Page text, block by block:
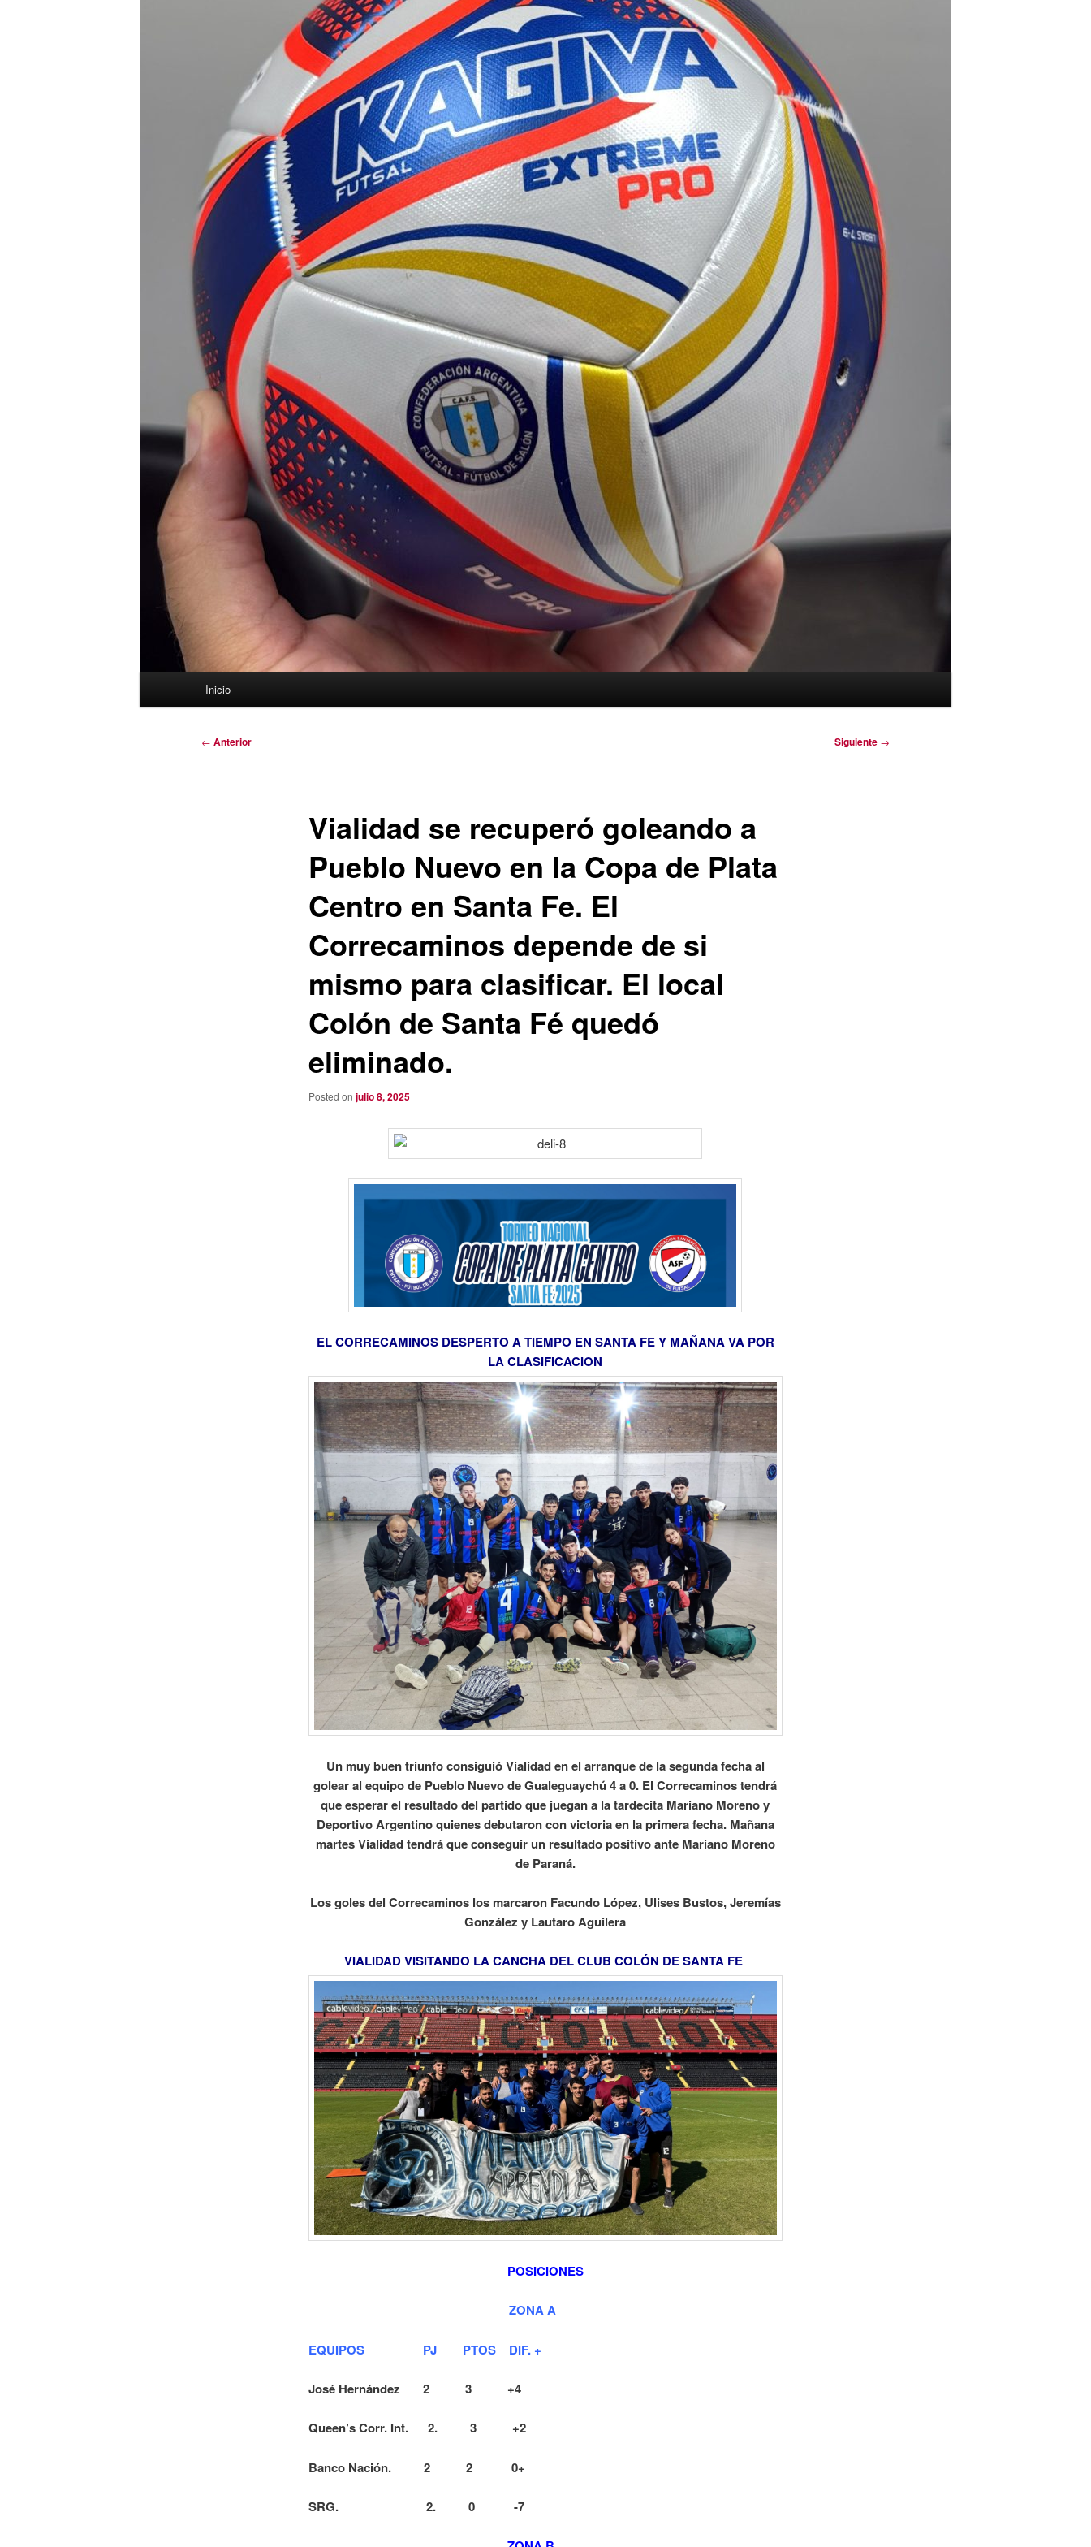
Inicio
Navegación
← Anterior Siguiente →
Vialidad se recuperó goleando a
Pueblo Nuevo en la Copa de Plata
Centro en Santa Fe. El
Correcaminos depende de si
mismo para clasificar. El local
Colón de Santa Fé quedó
eliminado.
Posted on julio 8, 2025
EL CORRECAMINOS DESPERTO A TIEMPO EN SANTA FE Y MAÑANA VA POR
LA CLASIFICACION
Un muy buen triunfo consiguió Vialidad en el arranque de la segunda fecha al
golear al equipo de Pueblo Nuevo de Gualeguaychú 4 a 0. El Correcaminos tendrá
que esperar el resultado del partido que juegan a la tardecita Mariano Moreno y
Deportivo Argentino quienes debutaron con victoria en la primera fecha. Mañana
martes Vialidad tendrá que conseguir un resultado positivo ante Mariano Moreno
de Paraná.
Los goles del Correcaminos los marcaron Facundo López, Ulises Bustos, Jeremías
González y Lautaro Aguilera
VIALIDAD VISITANDO LA CANCHA DEL CLUB COLÓN DE SANTA FE
POSICIONES
ZONA A
EQUIPOS PJ PTOS DIF. +
José Hernández 2 3 +4
Queen’s Corr. Int. 2. 3 +2
Banco Nación. 2 2 0+
SRG. 2. 0 -7